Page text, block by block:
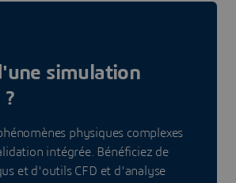
simulation
physiques complexes
intégrée. Bénéficiez de
et d'outils CFD et d'analyse